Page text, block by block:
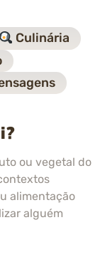
Culinária
ou vegetal do
alimentação
alguém